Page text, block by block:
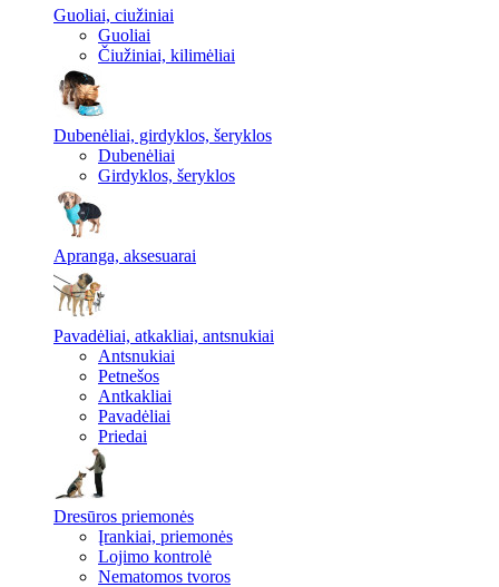
Guoliai, ciužiniai
Guoliai
Čiužiniai, kilimėliai
Dubenėliai, girdyklos, šeryklos
Dubenėliai
Girdyklos, šeryklos
Apranga, aksesuarai
Pavadėliai, atkakliai, antsnukiai
Antsnukiai
Petnešos
Antkakliai
Pavadėliai
Priedai
Dresūros priemonės
Įrankiai, priemonės
Lojimo kontrolė
Nematomos tvoros